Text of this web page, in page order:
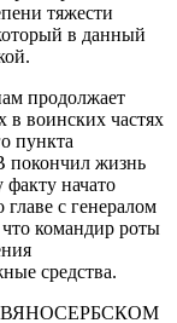
тяжести
в данный
продолжает
в воинских частях
пункта
жизнь
начато
с генералом
командир роты
средства.